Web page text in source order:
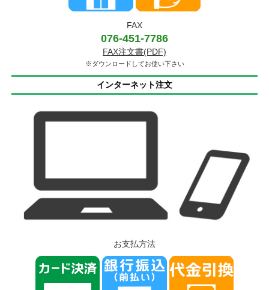
FAX
076-451-7786
FAX注文書(PDF)
※ダウンロードしてお使い下さい
インターネット注文
お支払方法